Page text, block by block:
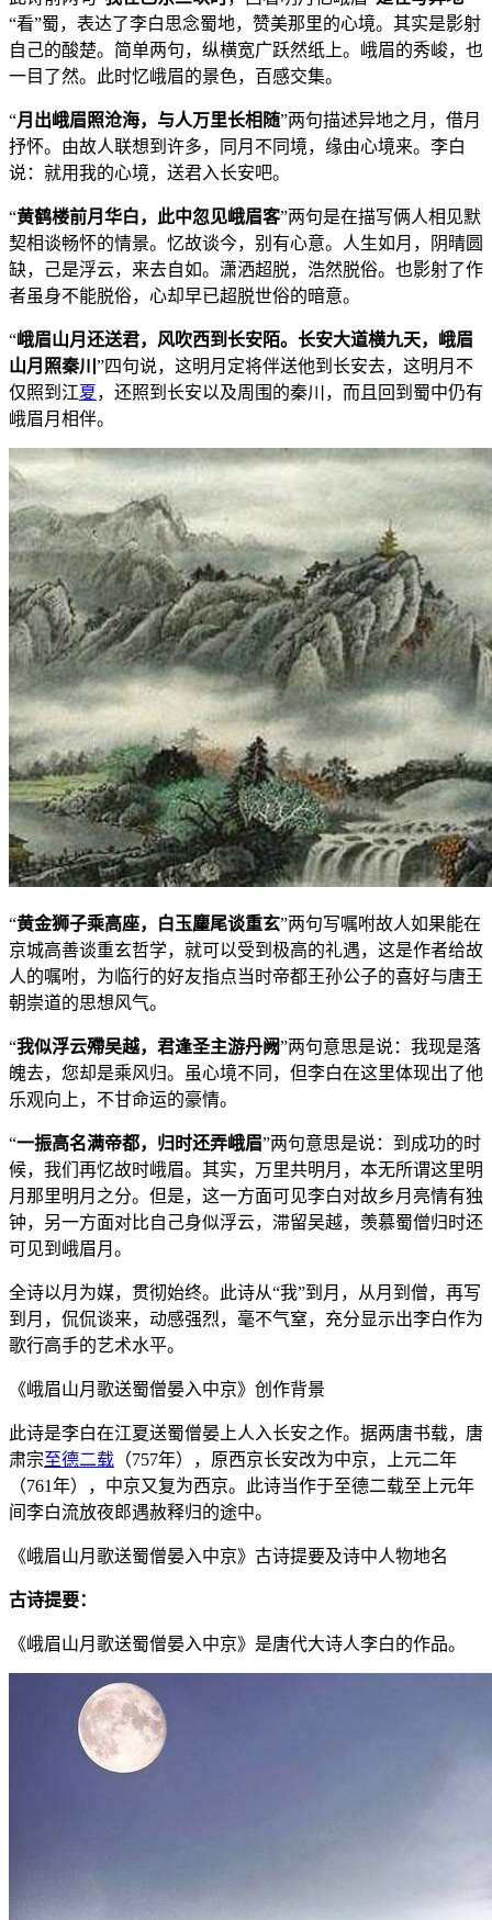
“看”蜀，表达了李白思念蜀地，赞美那里的心境。其实是影射
自己的酸楚。简单两句，纵横宽广跃然纸上。峨眉的秀峻，也
一目了然。此时忆峨眉的景色，百感交集。
“月出峨眉照沧海，与人万里长相随”两句描述异地之月，借月
抒怀。由故人联想到许多，同月不同境，缘由心境来。李白
说：就用我的心境，送君入长安吧。
“黄鹤楼前月华白，此中忽见峨眉客”两句是在描写俩人相见默
契相谈畅怀的情景。忆故谈今，别有心意。人生如月，阴晴圆
缺，己是浮云，来去自如。潇洒超脱，浩然脱俗。也影射了作
者虽身不能脱俗，心却早已超脱世俗的暗意。
“峨眉山月还送君，风吹西到长安陌。长安大道横九天，峨眉
山月照秦川 ”四句说，这明月定将伴送他到长安去，这明月不
仅照到江夏 ，还照到长安以及周围的秦川，而且回到蜀中仍有
峨眉月相伴。
“黄金狮子乘高座，白玉麈尾谈重玄”两句写嘱咐故人如果能在
京城高善谈重玄哲学，就可以受到极高的礼遇，这是作者给故
人的嘱咐，为临行的好友指点当时帝都王孙公子的喜好与唐王
朝崇道的思想风气。
“我似浮云殢吴越，君逢圣主游丹阙”两句意思是说：我现是落
魄去，您却是乘风归。虽心境不同，但李白在这里体现出了他
乐观向上，不甘命运的豪情。
“一振高名满帝都，归时还弄峨眉”两句意思是说：到成功的时
候，我们再忆故时峨眉。其实，万里共明月，本无所谓这里明
月那里明月之分。但是，这一方面可见李白对故乡月亮情有独
钟，另一方面对比自己身似浮云，滞留吴越，羡慕蜀僧归时还
可见到峨眉月。
全诗以月为媒，贯彻始终。此诗从“我”到月，从月到僧，再写
到月，侃侃谈来，动感强烈，毫不气窒，充分显示出李白作为
歌行高手的艺术水平。
《峨眉山月歌送蜀僧晏入中京》创作背景
此诗是李白在江夏送蜀僧晏上人入长安之作。据两唐书载，唐
肃宗至德二载 （757年），原西京长安改为中京，上元二年
（761年），中京又复为西京。此诗当作于至德二载至上元年
间李白流放夜郎遇赦释归的途中。
《峨眉山月歌送蜀僧晏入中京》古诗提要及诗中人物地名
古诗提要：
《峨眉山月歌送蜀僧晏入中京》是唐代大诗人李白的作品。